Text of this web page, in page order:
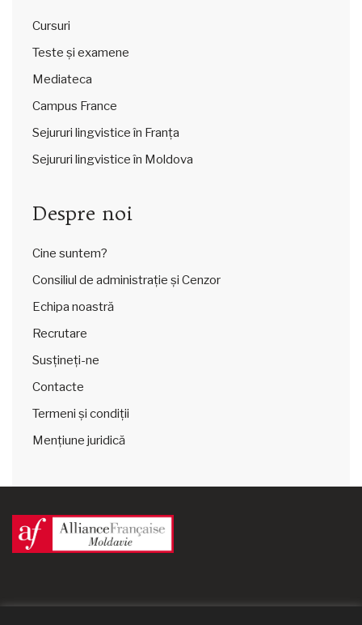
Cursuri
Teste și examene
Mediateca
Campus France
Sejururi lingvistice în Franța
Sejururi lingvistice în Moldova
Despre noi
Cine suntem?
Consiliul de administrație și Cenzor
Echipa noastră
Recrutare
Susțineți-ne
Contacte
Termeni și condiții
Mențiune juridică